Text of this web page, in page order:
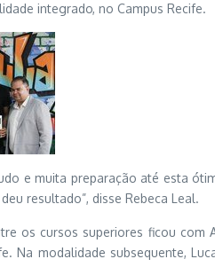
integrado, no Campus Recife.
e muita preparação até esta
resultado”, disse Rebeca Leal.
os cursos superiores ficou com
Na modalidade subsequente,